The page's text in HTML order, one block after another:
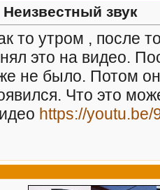
Неизвестный звук
то утром , после
это на видео.
не было. Потом
Что это
https://youtu.be/